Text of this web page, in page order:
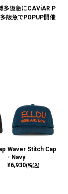
多阪急にCAViAR P
阪急でPOPUP開催
Waver Stitch Cap
- Navy
¥6,930(税込)